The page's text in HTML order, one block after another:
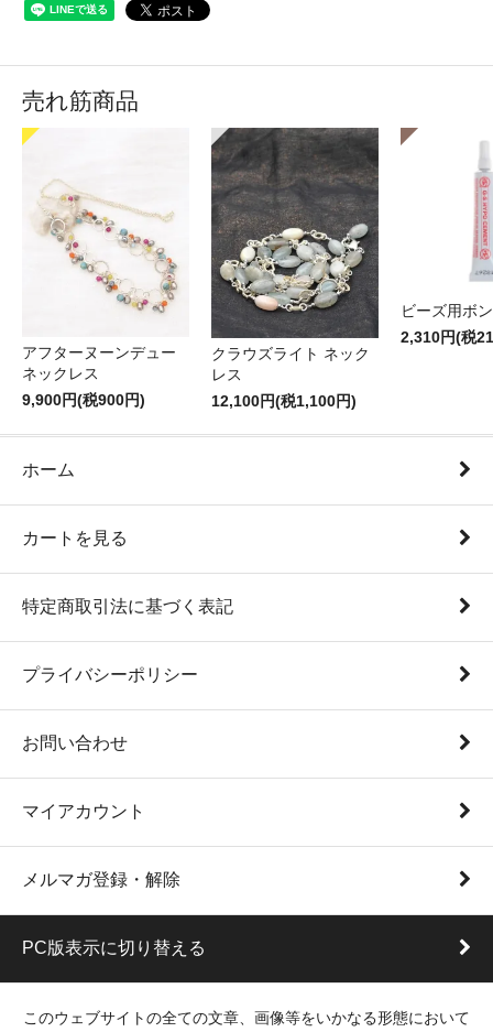
売れ筋商品
アフターヌーンデュー
ネックレス
9,900円(税900円)
クラウズライト ネック
レス
12,100円(税1,100円)
ビーズ用ボ
2,310円(税
ホーム
カートを見る
特定商取引法に基づく表記
プライバシーポリシー
お問い合わせ
マイアカウント
メルマガ登録・解除
PC版表示に切り替える
このウェブサイトの全ての文章、画像等をいかなる形態において